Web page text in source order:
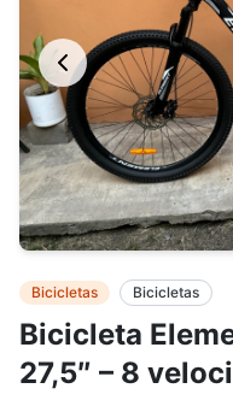
Bicicleta
27,5″ – 8
Bicicletas Bicicletas